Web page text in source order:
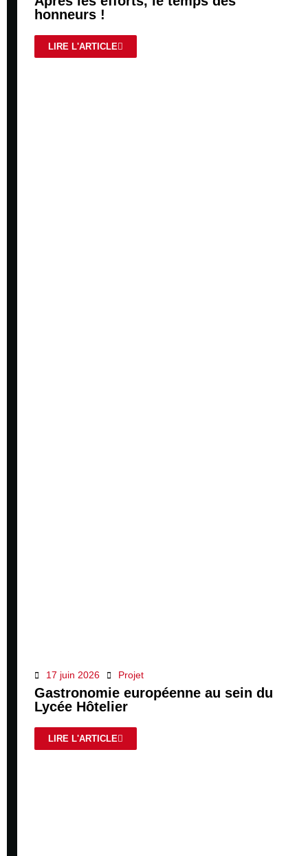
honneurs !
LIRE L'ARTICLE
17 juin 2026 Projet
Gastronomie européenne au sein du
Lycée Hôtelier
LIRE L'ARTICLE